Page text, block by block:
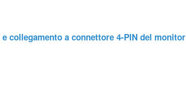
collegamento a connettore 4-PIN del monitor